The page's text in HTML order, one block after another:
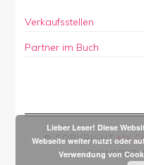
Verkaufsstellen
Partner im Buch
© COPYRIGHTMY
POWERED
Lieber Leser! Diese
Webseite weiter nutzt oder
Verwendung von